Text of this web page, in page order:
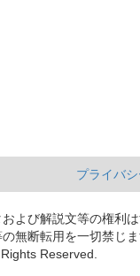
プライバ
よび解説文等の権利
無断転用を一切禁じま
Reserved.